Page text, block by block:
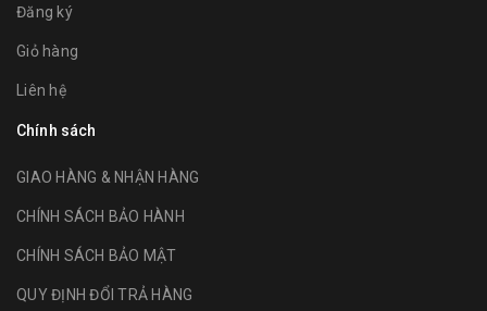
Đăng ký
Giỏ hàng
Liên hệ
Chính sách
GIAO HÀNG & NHẬN HÀNG
CHÍNH SÁCH BẢO HÀNH
CHÍNH SÁCH BẢO MẬT
QUY ĐỊNH ĐỔI TRẢ HÀNG